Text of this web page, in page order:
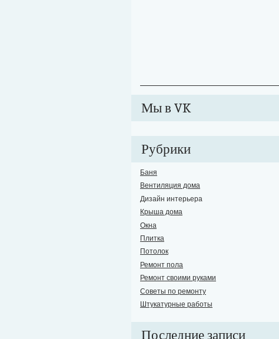
Мы в VK
Рубрики
Баня
Вентиляция дома
Дизайн интерьера
Крыша дома
Окна
Плитка
Потолок
Ремонт пола
Ремонт своими руками
Советы по ремонту
Штукатурные работы
Последние записи